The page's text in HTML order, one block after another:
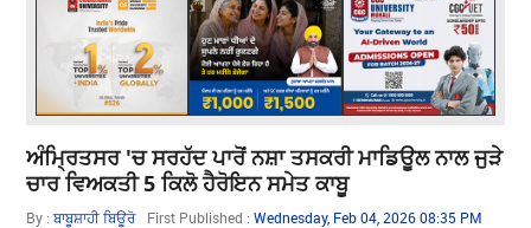
ਅੰਮ੍ਰਿਤਸਰ 'ਚ ਸਰਹੱਦ ਪਾਰੋਂ ਨਸ਼ਾ ਤਸਕਰੀ ਮਾਡਿਊਲ ਨਾਲ ਜੁੜੇ
ਚਾਰ ਵਿਅਕਤੀ 5 ਕਿਲੋ ਹੈਰੋਇਨ ਸਮੇਤ ਕਾਬੂ
By :ਬਾਬੂਸ਼ਾਹੀ ਬਿਊਰੋ First Published :Wednesday, Feb 04, 2026 08:35 PM